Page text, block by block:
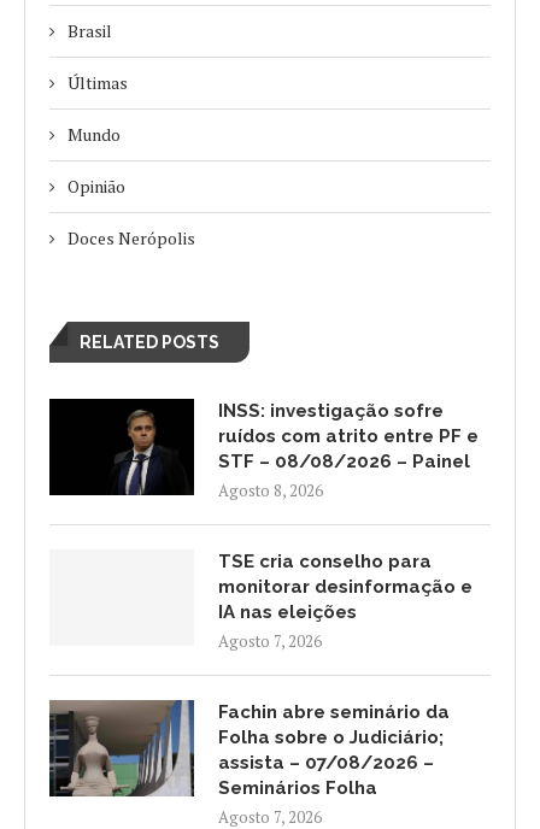
Brasil
Últimas
Mundo
Opinião
Doces Nerópolis
RELATED POSTS
INSS: investigação sofre
ruídos com atrito entre PF e
STF – 08/08/2026 – Painel
Agosto 8, 2026
TSE cria conselho para
monitorar desinformação e
IA nas eleições
Agosto 7, 2026
Fachin abre seminário da
Folha sobre o Judiciário;
assista – 07/08/2026 –
Seminários Folha
Agosto 7, 2026